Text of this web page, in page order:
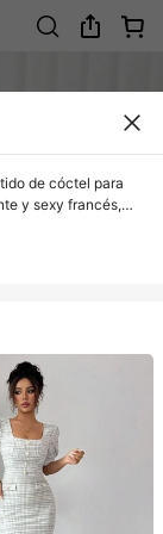
de cóctel para
y sexy francés,